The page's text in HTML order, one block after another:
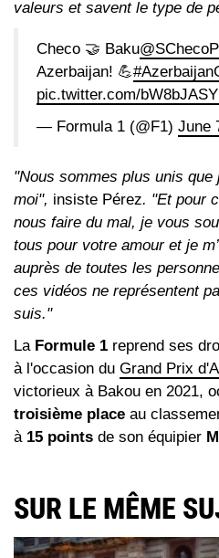
valeurs et savent le type de
Checo 🤝 Baku
Azerbaijan! 💪
pic.twitter.com/
— Formula 1 (@F1) June
"Nous sommes plus unis
moi", insiste Pérez. "Et pour
nous faire du mal, je vous
tous pour votre amour et je
auprès de toutes les
ces vidéos ne représentent
suis."
La Formule 1 reprend ses
à l'occasion du Grand Prix
victorieux à Bakou en 2021,
troisième place au
à 15 points de son équipier
SUR LE MÊME